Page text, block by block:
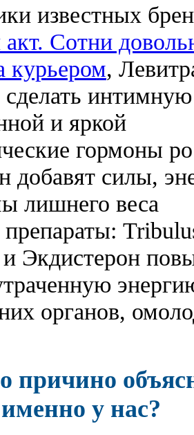
известных
Сотни
курьером,
сделать
и яркой
гормоны
добавят силы,
лишнего веса
Экдистерон
органов,
причино
у нас?